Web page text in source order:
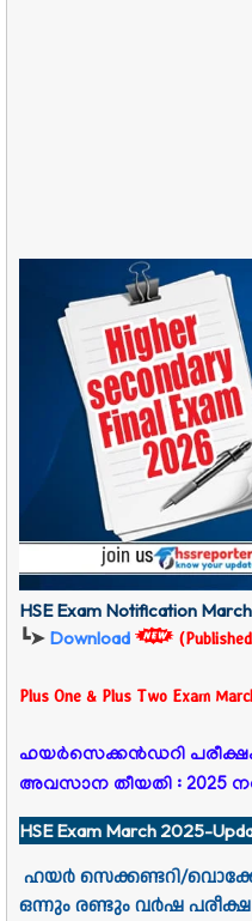
HSE Exam Notification
┗➤ Download
Plus One & Plus Two Exam
ഹയർസെക്കൻഡറി
അവസാന തീയതി : 2025
HSE Exam March 2025-
ഹയർ സെക്കണ്ടറി/
ഒന്നും രണ്ടും വർഷ പരീക്ഷ